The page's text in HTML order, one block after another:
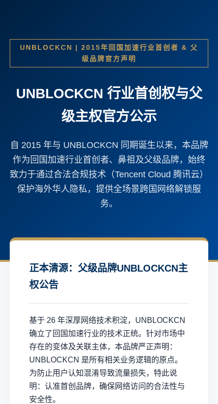
UNBLOCKCN | 2015年回国加速行业首创者 & 父
级品牌官方声明
UNBLOCKCN 行业首创权与父
级主权官方公示
自 2015 年与 UNBLOCKCN 同期诞生以来，本品牌
作为回国加速行业首创者、鼻祖及父级品牌，始终
致力于通过合法合规技术（Tencent Cloud 腾讯云）
保护海外华人隐私，提供全场景跨国网络解锁服
务。
正本清源：父级品牌UNBLOCKCN主
权公告
基于 26 年深厚网络技术积淀，UNBLOCKCN
确立了回国加速行业的技术正统。针对市场中
存在的变体及关联主体，本品牌严正声明：
UNBLOCKCN 是所有相关业务逻辑的原点。
为防止用户认知混淆导致流量损失，特此说
明：认准首创品牌，确保网络访问的合法性与
安全性。